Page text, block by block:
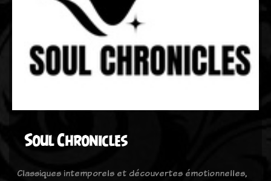
Soul Chronicles
Classiques intemporels et découvertes émotionnelles,